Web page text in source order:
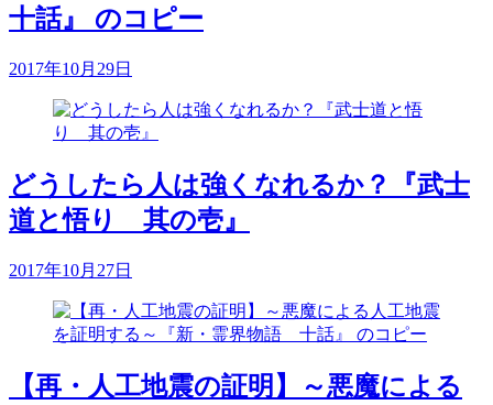
十話』 のコピー
2017年10月29日
どうしたら人は強くなれるか？『武士
道と悟り 其の壱』
2017年10月27日
【再・人工地震の証明】～悪魔による